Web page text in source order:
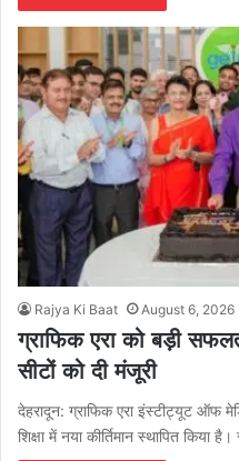
Rajya Ki Baat August 6, 2026
ग्राफिक एरा को बड़ी
सीटों को दी मंजूरी
देहरादून: ग्राफिक एरा इंस्टीट्यूट ऑफ
शिक्षा में नया कीर्तिमान स्थापित किया